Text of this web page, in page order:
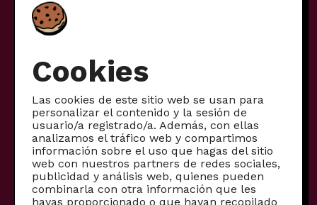
Cookies
Las cookies de este sitio web se usan para
personalizar el contenido y la sesión de
usuario/a registrado/a. Además, con ellas
analizamos el tráfico web y compartimos
información sobre el uso que hagas del sitio
web con nuestros partners de redes sociales,
publicidad y análisis web, quienes pueden
combinarla con otra información que les
hayas proporcionado o que hayan recopilado
Móvil
Internet
Internet + móvil
Productos para empresas
Fibra comunitaria
Móviles reacondicionados
Proyectos transformadores